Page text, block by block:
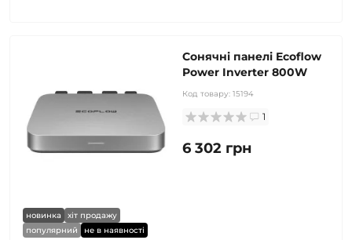
новинка
хіт продажу
популярний
не в наявності
Сонячні панелі Ecoflow
Power Inverter 800W
Код товару: 15194
1
6 302 грн